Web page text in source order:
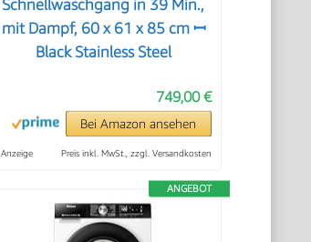
Schnellwaschgang in 39 Min.,
mit Dampf, 60 x 61 x 85 cm ꟷ
Black Stainless Steel
749,00 €
Bei Amazon ansehen
Anzeige Preis inkl. MwSt., zzgl. Versandkosten
ANGEBOT